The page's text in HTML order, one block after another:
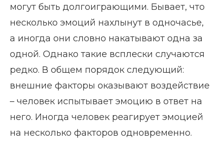
могут быть долгоиграющими. Бывает, что
несколько эмоций нахлынут в одночасье,
а иногда они словно накатывают одна за
одной. Однако такие всплески случаются
редко. В общем порядок следующий:
внешние факторы оказывают воздействие
– человек испытывает эмоцию в ответ на
него. Иногда человек реагирует эмоцией
на несколько факторов одновременно.